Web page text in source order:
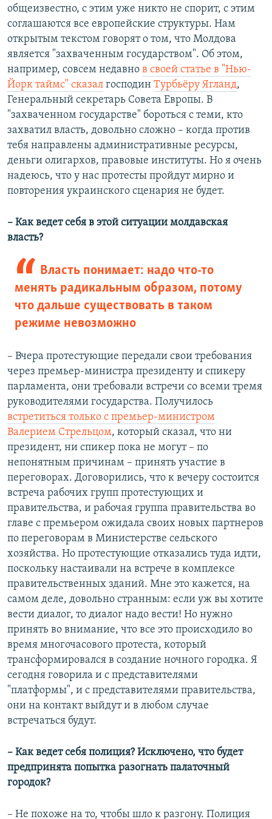
общеизвестно, с этим уже никто не спорит, с этим
соглашаются все европейские структуры. Нам
открытым текстом говорят о том, что Молдова
является "захваченным государством". Об этом,
например, совсем недавно в своей статье в "Нью-
Йорк таймс" сказал господин Турбьёрy Ягланд,
Генеральный секретарь Совета Европы. В
"захваченном государстве" бороться с теми, кто
захватил власть, довольно сложно – когда против
тебя направлены административные ресурсы,
деньги олигархов, правовые институты. Но я очень
надеюсь, что у нас протесты пройдут мирно и
повторения украинского сценария не будет.
– Как ведет себя в этой ситуации молдавская
власть?
Власть понимает: надо что-то
менять радикальным образом, потому
что дальше существовать в таком
режиме невозможно
– Вчера протестующие передали свои требования
через премьер-министра президенту и спикеру
парламента, они требовали встречи со всеми тремя
руководителями государства. Получилось
встретиться только с премьер-министром
Валерием Стрельцом, который сказал, что ни
президент, ни спикер пока не могут – по
непонятным причинам – принять участие в
переговорах. Договорились, что к вечеру состоится
встреча рабочих групп протестующих и
правительства, и рабочая группа правительства во
главе с премьером ожидала своих новых партнеров
по переговорам в Министерстве сельского
хозяйства. Но протестующие отказались туда идти,
поскольку настаивали на встрече в комплексе
правительственных зданий. Мне это кажется, на
самом деле, довольно странным: если уж вы хотите
вести диалог, то диалог надо вести! Но нужно
принять во внимание, что все это происходило во
время многочасового протеста, который
трансформировался в создание ночного городка. Я
сегодня говорила и с представителями
"платформы", и с представителями правительства,
они на контакт выйдут и в любом случае
встречаться будут.
– Как ведет себя полиция? Исключено, что будет
предпринята попытка разогнать палаточный
городок?
– Не похоже на то, чтобы шло к разгону. Полиция